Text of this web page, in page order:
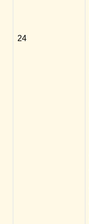
24